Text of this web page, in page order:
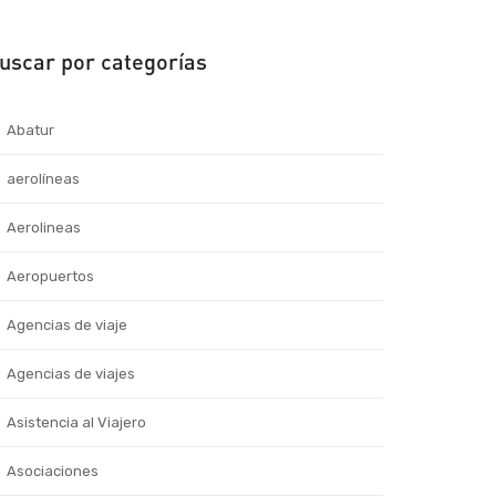
por categorías
Abatur
aerolíneas
Aerolineas
Aeropuertos
Agencias de viaje
Agencias de viajes
Asistencia al Viajero
Asociaciones